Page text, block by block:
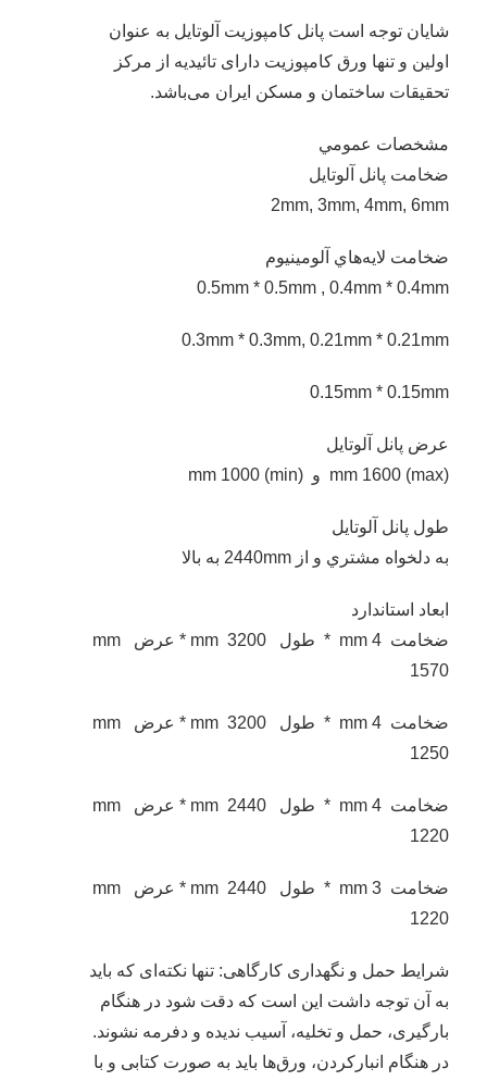
شایان توجه است پانل کامپوزیت آلوتایل به عنوان
اولین و تنها ورق کامپوزیت دارای تائیدیه از مرکز
تحقیقات ساختمان و مسکن ایران می‌باشد.
مشخصات عمومي
ضخامت پانل آلوتايل
2mm, 3mm, 4mm, 6mm
ضخامت لايه‌هاي آلومينيوم
0.5mm * 0.5mm , 0.4mm * 0.4mm
0.3mm * 0.3mm, 0.21mm * 0.21mm
0.15mm * 0.15mm
عرض پانل آلوتايل
mm 1600 (max) و mm 1000 (min)
طول پانل آلوتايل
به دلخواه مشتري و از 2440mm به بالا
ابعاد استاندارد
ضخامت mm 4 * طول mm 3200 * عرض mm
1570
ضخامت mm 4 * طول mm 3200 * عرض mm
1250
ضخامت mm 4 * طول mm 2440 * عرض mm
1220
ضخامت mm 3 * طول mm 2440 * عرض mm
1220
شرایط حمل و نگهداری کارگاهی: تنها نکته‌ای که باید
به آن توجه داشت این است که دقت شود در هنگام
بارگیری، حمل و تخلیه، آسیب ندیده و دفرمه نشوند.
در هنگام انبارکردن، ورق‌ها باید به صورت کتابی و با